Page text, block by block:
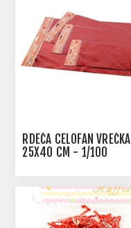
RDEČA CELOFAN VREČKA
25X40 CM - 1/100